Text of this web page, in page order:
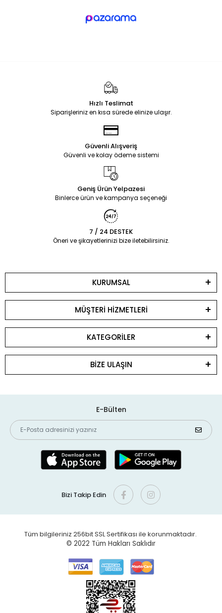
Hızlı Teslimat
Siparişleriniz en kısa sürede elinize ulaşır.
Güvenli Alışveriş
Güvenli ve kolay ödeme sistemi
Geniş Ürün Yelpazesi
Binlerce ürün ve kampanya seçeneği
7 / 24 DESTEK
Öneri ve şikayetlerinizi bize iletebilirsiniz.
KURUMSAL
MÜŞTERİ HİZMETLERİ
KATEGORİLER
BİZE ULAŞIN
E-Bülten
Bizi Takip Edin
Tüm bilgileriniz 256bit SSL Sertifikası ile korunmaktadır.
© 2022 Tüm Hakları Saklıdır